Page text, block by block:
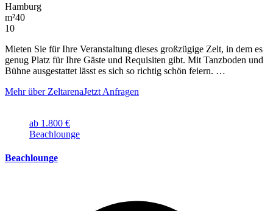
Hamburg
m²40
10
Mieten Sie für Ihre Veranstaltung dieses großzügige Zelt, in dem es
genug Platz für Ihre Gäste und Requisiten gibt. Mit Tanzboden und
Bühne ausgestattet lässt es sich so richtig schön feiern. …
Mehr über ZeltarenaJetzt Anfragen
ab 1.800 €
Beachlounge
Beachlounge